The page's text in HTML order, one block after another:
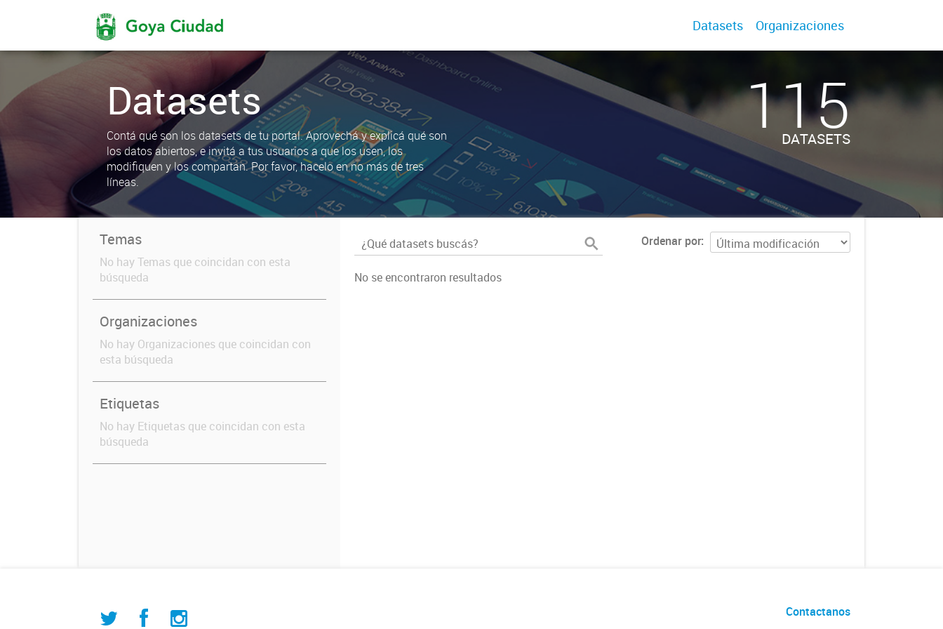
Datasets Organizaciones
Datasets
Contá qué son los datasets de tu portal. Aprovechá y explicá qué son
los datos abiertos, e invitá a tus usuarios a que los usen, los
modifiquen y los compartan. Por favor, hacelo en no más de tres
líneas.
115
DATASETS
Temas
No hay Temas que coincidan con esta
búsqueda
Organizaciones
No hay Organizaciones que coincidan con
esta búsqueda
Etiquetas
No hay Etiquetas que coincidan con esta
búsqueda
Ordenar por
No se encontraron resultados
Contactanos